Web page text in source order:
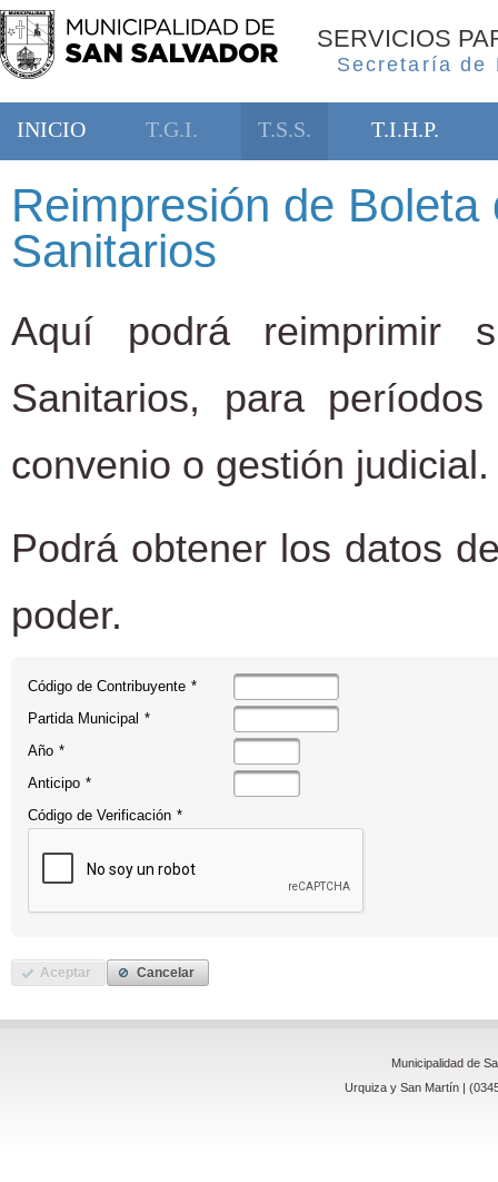
SERVICIOS
Secretaría de
INICIO T.G.I. T.S.S. T.I.H.P.
Reimpresión de
Sanitarios
Aquí podrá reimprimir
Sanitarios, para
convenio o gestión judicial.
Podrá obtener los datos
poder.
Código de Contribuyente *
Partida Municipal *
Año *
Anticipo *
Código de Verificación *
Aceptar Cancelar
Municipalidad de
Urquiza y San Martín |